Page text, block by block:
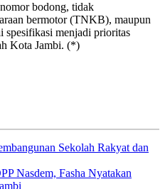
bodong, tidak
bermotor (TNKB), maupun
spesifikasi menjadi prioritas
Kota Jambi. (*)
Sekolah Rakyat dan
Nasdem, Fasha Nyatakan